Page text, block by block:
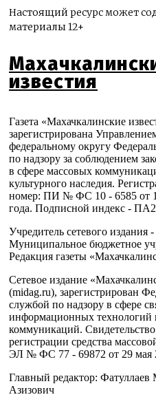
Настоящий ресурс может
материалы 12+
известия
Газета «Махачкалинские
зарегистрирована
федеральному округу
по надзору за соблюдением
в сфере массовых
культурного наследия.
номер: ПИ № ФС 10 - 6585 от
года. Подписной индекс -
Учредитель сетевого издания -
Муниципальное бюджетное
Редакция газеты
Сетевое издание
(midag.ru), зарегистрирован
службой по надзору в сфере
информационных технологий
коммуникаций.
регистрации средства
ЭЛ № ФС 77 - 69872 от 29 мая
Главный редактор: Фатуллаев
Азизович